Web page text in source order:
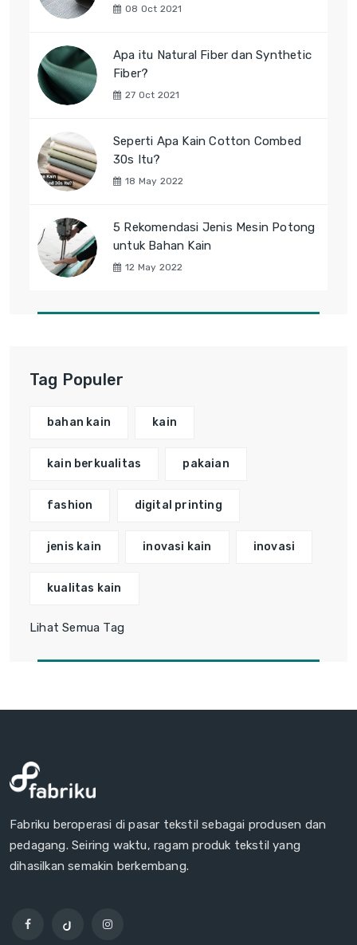
08 Oct 2021
Apa itu Natural Fiber dan Synthetic
Fiber?
27 Oct 2021
Seperti Apa Kain Cotton Combed
30s Itu?
18 May 2022
5 Rekomendasi Jenis Mesin Potong
untuk Bahan Kain
12 May 2022
Tag Populer
bahan kain kain
kain berkualitas pakaian
fashion digital printing
jenis kain inovasi kain inovasi
kualitas kain
Lihat Semua Tag
Fabriku beroperasi di pasar tekstil sebagai produsen dan
pedagang. Seiring waktu, ragam produk tekstil yang
dihasilkan semakin berkembang.